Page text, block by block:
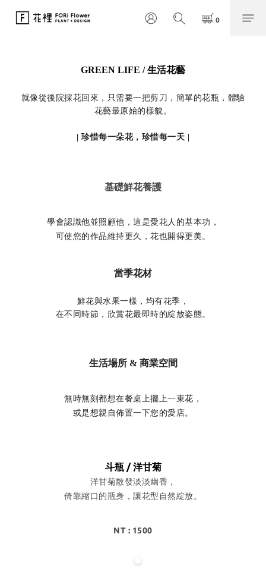
GREEN LIFE / 生活花藝
就像從後院採花回來，只需要一把剪刀，簡單的花瓶，體驗
花藝最原始的樣貌。
| 珍惜每一朵花，珍惜每一天 |
基礎鮮花養護
學會認識他並照顧他，這是愛花人的基本功，
可使您的作品維持更久，花也開得更美。
當季花材
鮮花與水果一樣，均有花季，
在不同時節，欣賞花最即時的綻放姿態。
生活場所 & 商業空間
無時無刻都想在餐桌上擺上一束花，
或是想親自佈置一下您的愛店。
斗瓶 / 洋甘菊
洋甘菊散發淡淡幽香，
倚靠縮口的瓶身，讓花型自然綻放。
NT : 1500